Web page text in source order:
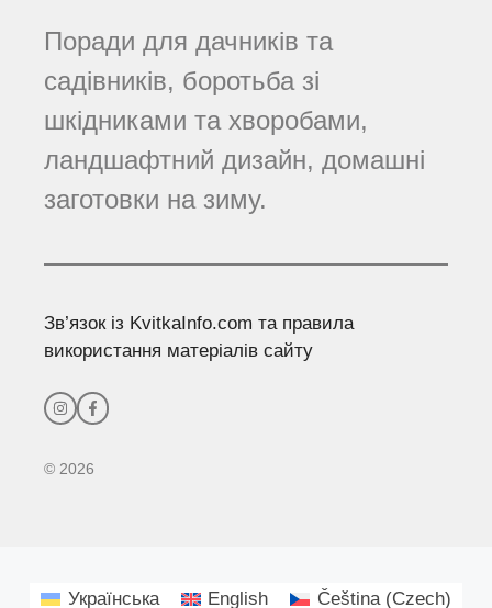
Поради для дачників та
садівників, боротьба зі
шкідниками та хворобами,
ландшафтний дизайн, домашні
заготовки на зиму.
Зв’язок із KvitkaInfo.com та правила
використання матеріалів сайту
© 2026
Українська English Čeština(Czech)